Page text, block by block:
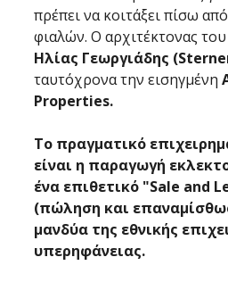
πρέπει να κοιτάξει πίσω
φιαλών. Ο αρχιτέκτονας
Ηλίας Γεωργιάδης
ταυτόχρονα την εισηγμένη
Properties.
Το πραγματικό
είναι η παραγωγή
ένα επιθετικό "Sale and
(πώληση και
μανδύα της εθνικής
υπερηφάνειας.